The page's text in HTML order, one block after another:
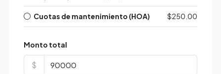
Cuotas de mantenimiento (HOA) $250.00
Monto total
$